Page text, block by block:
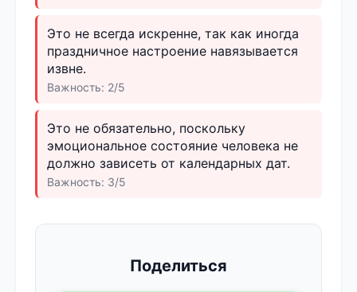
Это не всегда искренне, так как иногда
праздничное настроение навязывается
извне.
Важность: 2/5
Это не обязательно, поскольку
эмоциональное состояние человека не
должно зависеть от календарных дат.
Важность: 3/5
Поделиться